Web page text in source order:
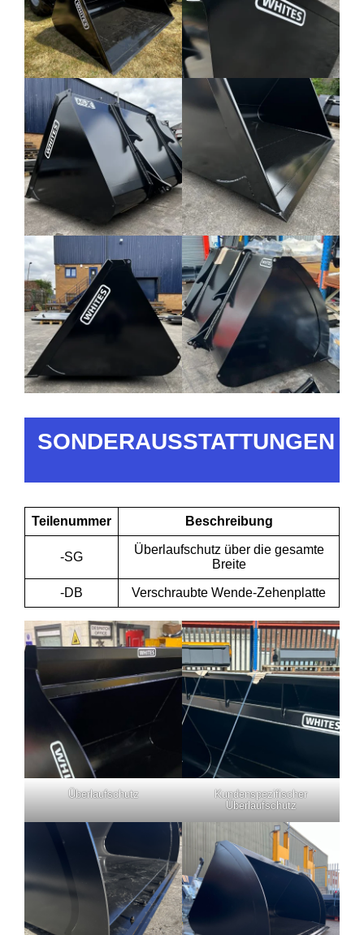
SONDERAUSSTATTUNGEN
Teilenummer Beschreibung
-SG
Überlaufschutz über die gesamte
Breite
-DB Verschraubte Wende-Zehenplatte
Überlaufschutz
Kundenspezifischer
Überlaufschutz